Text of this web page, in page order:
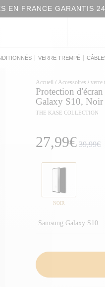
EN FRANCE GARANTIS
VERRE TREMPÉ
Accueil / Accessoires / verre
Protection
Galaxy S10, Noir
THE KASE COLLECTION
27,99€ 39,99€
NOIR